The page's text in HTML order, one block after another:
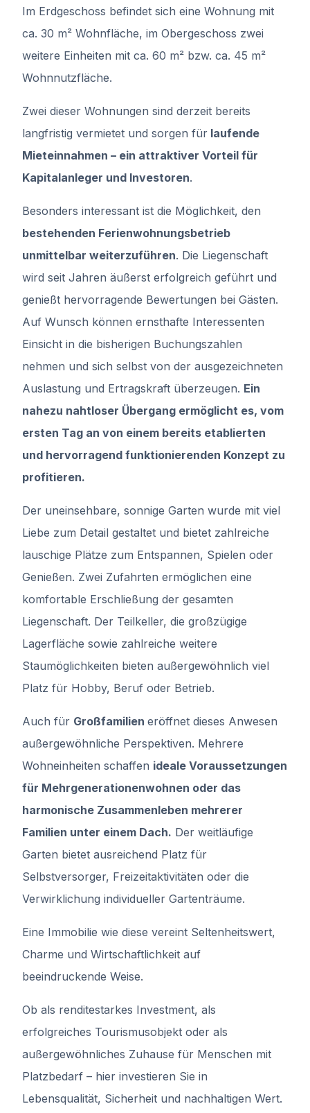
Im Erdgeschoss befindet sich eine Wohnung mit
ca. 30 m² Wohnfläche, im Obergeschoss zwei
weitere Einheiten mit ca. 60 m² bzw. ca. 45 m²
Wohnnutzfläche.
Zwei dieser Wohnungen sind derzeit bereits
langfristig vermietet und sorgen für laufende
Mieteinnahmen – ein attraktiver Vorteil für
Kapitalanleger und Investoren.
Besonders interessant ist die Möglichkeit, den
bestehenden Ferienwohnungsbetrieb
unmittelbar weiterzuführen. Die Liegenschaft
wird seit Jahren äußerst erfolgreich geführt und
genießt hervorragende Bewertungen bei Gästen.
Auf Wunsch können ernsthafte Interessenten
Einsicht in die bisherigen Buchungszahlen
nehmen und sich selbst von der ausgezeichneten
Auslastung und Ertragskraft überzeugen. Ein
nahezu nahtloser Übergang ermöglicht es, vom
ersten Tag an von einem bereits etablierten
und hervorragend funktionierenden Konzept zu
profitieren.
Der uneinsehbare, sonnige Garten wurde mit viel
Liebe zum Detail gestaltet und bietet zahlreiche
lauschige Plätze zum Entspannen, Spielen oder
Genießen. Zwei Zufahrten ermöglichen eine
komfortable Erschließung der gesamten
Liegenschaft. Der Teilkeller, die großzügige
Lagerfläche sowie zahlreiche weitere
Staumöglichkeiten bieten außergewöhnlich viel
Platz für Hobby, Beruf oder Betrieb.
Auch für Großfamilien eröffnet dieses Anwesen
außergewöhnliche Perspektiven. Mehrere
Wohneinheiten schaffen ideale Voraussetzungen
für Mehrgenerationenwohnen oder das
harmonische Zusammenleben mehrerer
Familien unter einem Dach. Der weitläufige
Garten bietet ausreichend Platz für
Selbstversorger, Freizeitaktivitäten oder die
Verwirklichung individueller Gartenträume.
Eine Immobilie wie diese vereint Seltenheitswert,
Charme und Wirtschaftlichkeit auf
beeindruckende Weise.
Ob als renditestarkes Investment, als
erfolgreiches Tourismusobjekt oder als
außergewöhnliches Zuhause für Menschen mit
Platzbedarf – hier investieren Sie in
Lebensqualität, Sicherheit und nachhaltigen Wert.